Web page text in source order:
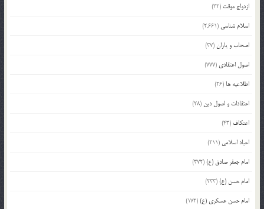
ازدواج موقت (32)
اسلام شناسی (2,661)
اصحاب و یاران(37)
اصول اعتقادی (777)
اطلاعیه ها (26)
اعتقادات و اصول دین (28)
اعتکاف (43)
اعیاد اسلامی (211)
امام جعفر صادق (ع)(372)
امام حسن (ع)(233)
امام حسن عسکری (ع)(172)